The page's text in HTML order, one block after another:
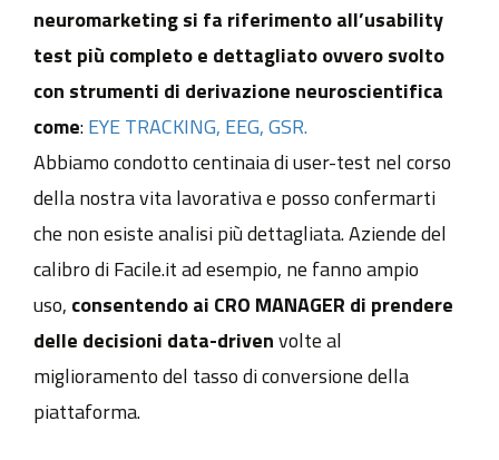
neuromarketing si fa riferimento all’usability
test più completo e dettagliato ovvero svolto
con strumenti di derivazione neuroscientifica
come:EYE TRACKING, EEG, GSR.
Abbiamo condotto centinaia di user-test nel corso
della nostra vita lavorativa e posso confermarti
che non esiste analisi più dettagliata. Aziende del
calibro di Facile.it ad esempio, ne fanno ampio
uso, consentendo ai CRO MANAGER di prendere
delle decisioni data-drivenvolte al
miglioramento del tasso di conversione della
piattaforma.